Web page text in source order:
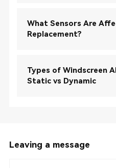
What Sensors Are
Replacement?
Types of Windscreen
Static vs Dynamic
Leaving a message